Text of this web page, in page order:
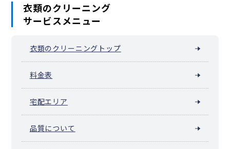
衣類のクリーニング
サービスメニュー
衣類のクリーニングトップ
料金表
宅配エリア
品質について